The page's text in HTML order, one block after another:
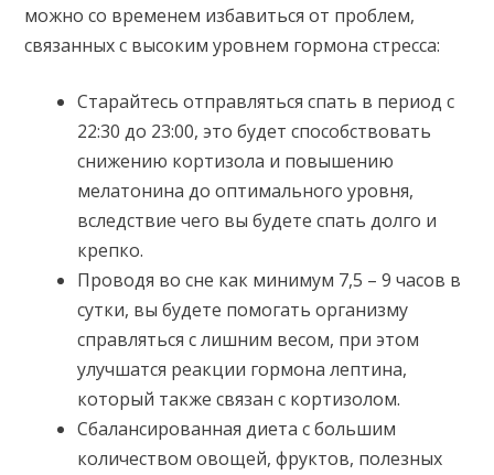
можно со временем избавиться от проблем,
связанных с высоким уровнем гормона стресса:
Старайтесь отправляться спать в период с
22:30 до 23:00, это будет способствовать
снижению кортизола и повышению
мелатонина до оптимального уровня,
вследствие чего вы будете спать долго и
крепко.
Проводя во сне как минимум 7,5 – 9 часов в
сутки, вы будете помогать организму
справляться с лишним весом, при этом
улучшатся реакции гормона лептина,
который также связан с кортизолом.
Сбалансированная диета с большим
количеством овощей, фруктов, полезных